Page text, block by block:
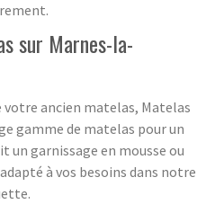
sur Marnes-la-
votre ancien matelas, Matelas
gamme de matelas pour un
un garnissage en mousse ou
à vos besoins dans notre